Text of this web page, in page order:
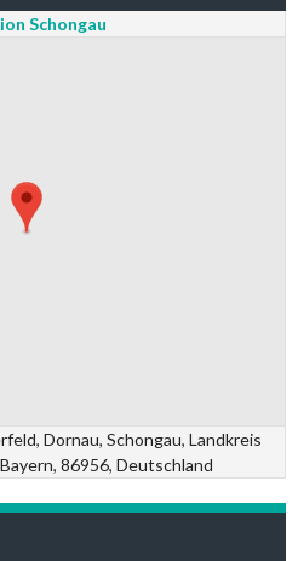
Schongau
Dornau, Schongau, Landkreis
86956, Deutschland